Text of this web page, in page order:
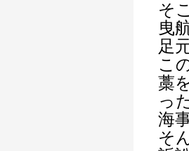
そ
曳
足
こ
藁
っ
海
そ